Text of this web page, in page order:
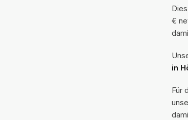
€
in
Für